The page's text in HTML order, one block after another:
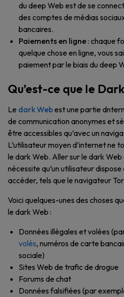
du deep Web est de se
des comptes de médias
bancaires.
Paiements en ligne: chaque
quelque chose en ligne, vous
paiement par le biais du deep
Qu’est-ce que le
Le dark Webest une partie
de communication anonymes et
être accessibles qu’avec un
L’utilisateur moyen d’internet ne
le dark Web. Aller sur le dark
nécessite qu’un utilisateur
accéder, tels que le navigateur
Voici quelques-unes des choses
le dark Web :
Données illégales et volées
volés, numéros de carte
sociale)
Sites Web de trafic de drogue
Forums de chat
Données falsifiées (par